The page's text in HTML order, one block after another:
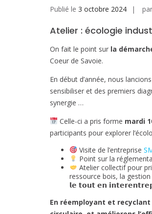
Publié le 3 octobre 2024 par
Atelier : écologie
On fait le point sur la
Coeur de Savoie.
En début d’année, nous
sensibiliser et des premiers
synergie …
Celle-ci a pris forme mardi
participants pour explorer
Visite de l’entreprise
Point sur la
Atelier collectif pour
ressource bois, la
𝗹𝗲 𝘁𝗼𝘂𝘁 𝗲𝗻
En réemployant et